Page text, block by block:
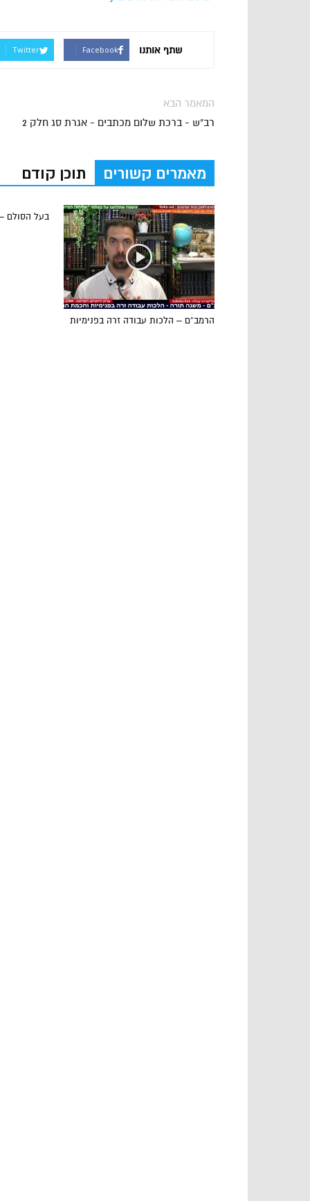
שתף אותנו Facebook
Twitter
המאמר הבא
רב"ש - ברכת שלום מכתבים - אגרת סג חלק 2
מאמרים קשורים תוכן קודם
בעל הסולם
הרמב”ם – הלכות עבודה זרה בפנימיות